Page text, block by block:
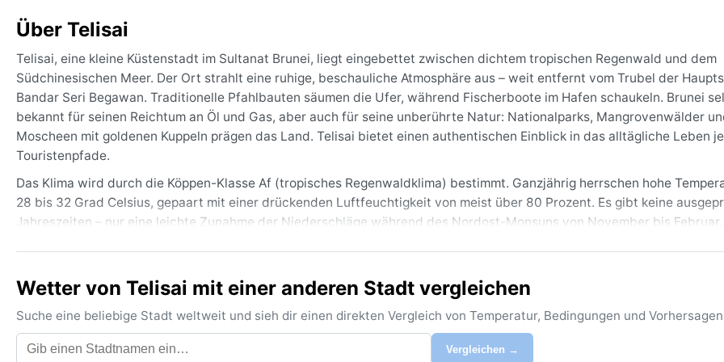
Über Telisai
Telisai, eine kleine Küstenstadt im Sultanat Brunei, liegt eingebettet zwischen dichtem tropischen Regenwald und dem
Südchinesischen Meer. Der Ort strahlt eine ruhige, beschauliche Atmosphäre aus – weit entfernt vom Trubel der
Bandar Seri Begawan. Traditionelle Pfahlbauten säumen die Ufer, während Fischerboote im Hafen schaukeln. Brunei
bekannt für seinen Reichtum an Öl und Gas, aber auch für seine unberührte Natur: Nationalparks, Mangrovenwälder
Moscheen mit goldenen Kuppeln prägen das Land. Telisai bietet einen authentischen Einblick in das alltägliche Leben
Touristenpfade.
Das Klima wird durch die Köppen-Klasse Af (tropisches Regenwaldklima) bestimmt. Ganzjährig herrschen hohe
28 bis 32 Grad Celsius, gepaart mit einer drückenden Luftfeuchtigkeit von meist über 80 Prozent. Es gibt keine
Jahreszeiten – nur eine leichte Zunahme der Niederschläge während des Nordost-Monsuns von November bis Februar.
Die beste Reisezeit aus Wettersicht ist die vergleichsweise trockenere Phase von Januar bis März, doch selbst dann ist
tropischen Schauern zu rechnen. Ein markantes Phänomen ist der gelegentliche Haze – Dunst durch Waldbrände in
der zwischen Juni und Oktober die Sicht trüben kann. Taifune treten in Brunei nur äußerst selten auf, da die Insel
Haupttaifungürtels liegt. Wer die intensive grüne Pracht und die gleichmäßige Wärme schätzt, wird Telisai zu jeder
Wetter von Telisai mit einer anderen Stadt vergleichen
Suche eine beliebige Stadt weltweit und sieh dir einen direkten Vergleich von Temperatur, Bedingungen und
Vergleichen →